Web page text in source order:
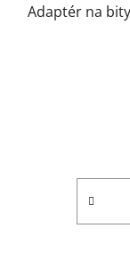
Adaptér na